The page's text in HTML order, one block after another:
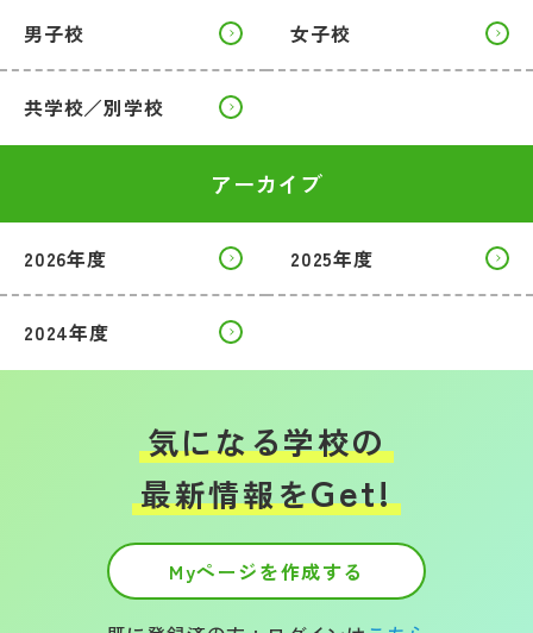
男子校 女子校
共学校／別学校
アーカイブ
2026年度 2025年度
2024年度
気になる学校の
最新情報をGet!
Myページを作成する